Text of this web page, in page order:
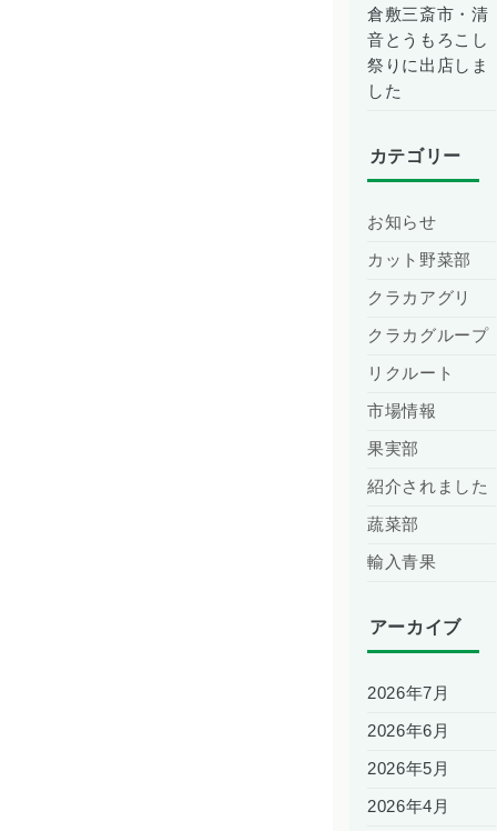
倉敷三斎市・清
音とうもろこし
祭りに出店しま
した
カテゴリー
お知らせ
カット野菜部
クラカアグリ
クラカグループ
リクルート
市場情報
果実部
紹介されました
蔬菜部
輸入青果
アーカイブ
2026年7月
2026年6月
2026年5月
2026年4月